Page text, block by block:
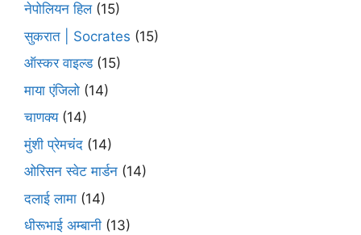
नेपोलियन हिल(15)
सुकरात | Socrates (15)
ऑस्कर वाइल्ड(15)
माया एंजिलो (14)
चाणक्य(14)
मुंशी प्रेमचंद (14)
ओरिसन स्‍वेट मार्डन (14)
दलाई लामा (14)
धीरूभाई अम्बानी (13)